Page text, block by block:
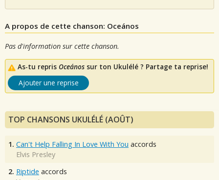
A propos de cette chanson: Oceános
Pas d'information sur cette chanson.
As-tu repris Oceános sur ton Ukulélé ? Partage ta reprise!
Ajouter une reprise
TOP CHANSONS UKULÉLÉ (AOÛT)
1. Can't Help Falling In Love With You accords
Elvis Presley
2. Riptide accords